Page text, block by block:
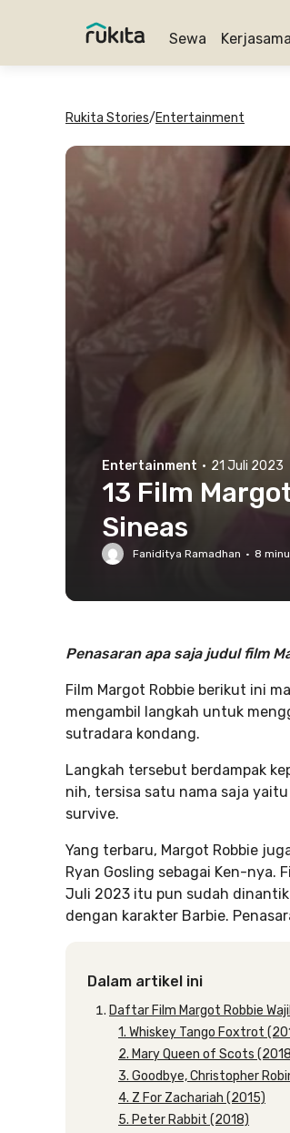
Sewa
Rukita Stories/Entertainment
Entertainment · 21 Juli 2023
13 Film
Sineas
Faniditya Ramadhan · 8
Penasaran apa saja judul film
Film Margot Robbie berikut ini
mengambil langkah untuk
sutradara kondang.
Langkah tersebut berdampak
nih, tersisa satu nama saja
survive.
Yang terbaru, Margot Robbie
Ryan Gosling sebagai Ken-nya.
Juli 2023 itu pun sudah
dengan karakter Barbie.
Dalam artikel ini
Daftar Film Margot Robbie
1. Whiskey Tango Foxtrot
2. Mary Queen of Scots
3. Goodbye, Christopher
4. Z For Zachariah (2015)
5. Peter Rabbit (2018)